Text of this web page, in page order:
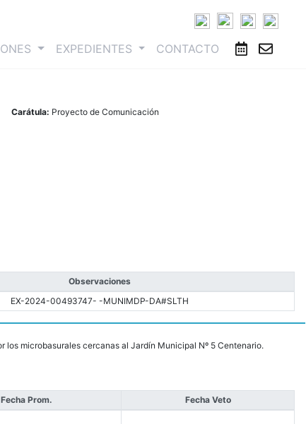
EXPEDIENTES CONTACTO
Carátula: Proyecto de Comunicación
Observaciones
EX-2024-00493747- -MUNIMDP-DA#SLTH
microbasurales cercanas al Jardín Municipal Nº 5 Centenario.
Fecha Prom.
Fecha Veto